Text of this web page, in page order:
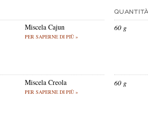
Miscela Cajun
PER SAPERNE DI PIÙ »
60 g
Miscela Creola
PER SAPERNE DI PIÙ »
60 g